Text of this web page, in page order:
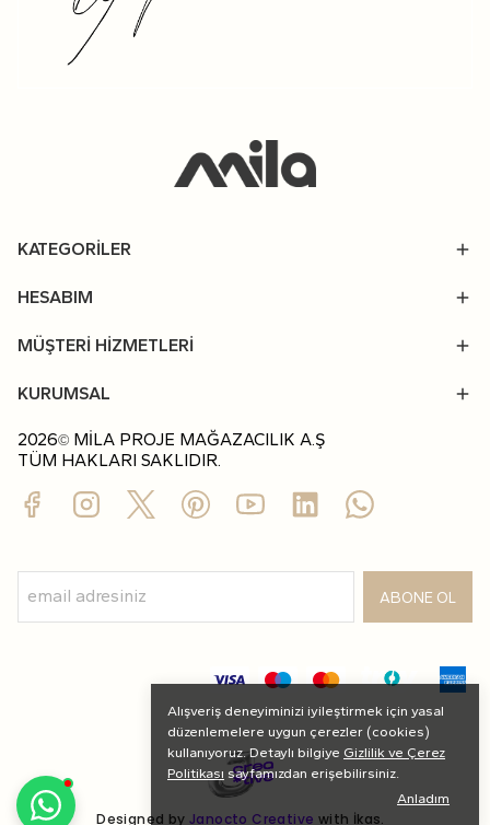
Alışveriş deneyiminizi iyileştirmek için yasal
düzenlemelere uygun çerezler (cookies)
kullanıyoruz. Detaylı bilgiye Gizlilik ve Çerez
Politikası sayfamızdan erişebilirsiniz.
Anladım
KATEGORİLER
HESABIM
MÜŞTERİ HİZMETLERİ
KURUMSAL
2026© MİLA PROJE MAĞAZACILIK A.Ş
TÜM HAKLARI SAKLIDIR.
ABONE OL
Designed by Janocto Creative with İkas.